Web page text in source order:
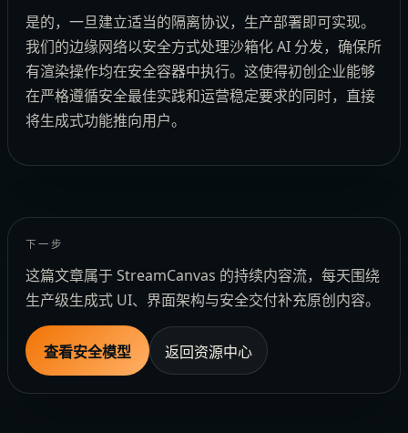
是的，一旦建立适当的隔离协议，生产部署即可实现。
我们的边缘网络以安全方式处理沙箱化 AI 分发，确保所
有渲染操作均在安全容器中执行。这使得初创企业能够
在严格遵循安全最佳实践和运营稳定要求的同时，直接
将生成式功能推向用户。
下一步
这篇文章属于 StreamCanvas 的持续内容流，每天围绕
生产级生成式 UI、界面架构与安全交付补充原创内容。
查看安全模型 返回资源中心